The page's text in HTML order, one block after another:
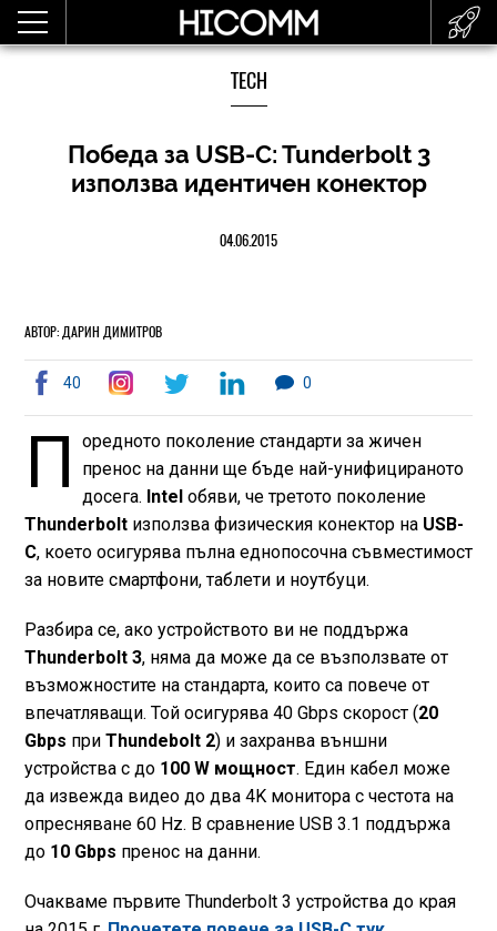
TECH
Победа за USB-C: Tunderbolt 3
използва идентичен конектор
04.06.2015
АВТОР: ДАРИН ДИМИТРОВ
40 0
П
оредното поколение стандарти за жичен
пренос на данни ще бъде най-унифицираното
досега. Intel обяви, че третото поколение
Thunderboltизползва физическия конектор на USB-
C, което осигурява пълна еднопосочна съвместимост
за новите смартфони, таблети и ноутбуци.
Разбира се, ако устройството ви не поддържа
Thunderbolt 3, няма да може да се възползвате от
възможностите на стандарта, които са повече от
впечатляващи. Той осигурява 40 Gbps скорост (20
Gbps при Thundebolt 2) и захранва външни
устройства с до 100 W мощност. Един кабел може
да извежда видео до два 4K монитора с честота на
опресняване 60 Hz. В сравнение USB 3.1 поддържа
до 10 Gbps пренос на данни.
Очакваме първите Thunderbolt 3 устройства до края